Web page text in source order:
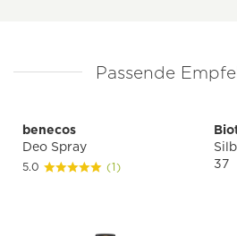
Passende
benecos
Deo Spray
5.0 (1)
37